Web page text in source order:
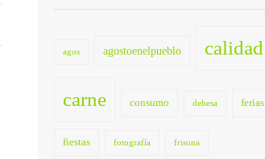
agos agostoenelpueblo calidad
carne consumo dehesa ferias
fiestas fotografía frisona